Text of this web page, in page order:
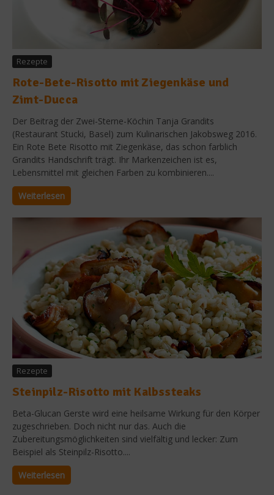
Rezepte
Rote-Bete-Risotto mit Ziegenkäse und
Zimt-Ducca
Der Beitrag der Zwei-Sterne-Köchin Tanja Grandits
(Restaurant Stucki, Basel) zum Kulinarischen Jakobsweg 2016.
Ein Rote Bete Risotto mit Ziegenkäse, das schon farblich
Grandits Handschrift trägt. Ihr Markenzeichen ist es,
Lebensmittel mit gleichen Farben zu kombinieren....
Weiterlesen
Rezepte
Steinpilz-Risotto mit Kalbssteaks
Beta-Glucan Gerste wird eine heilsame Wirkung für den Körper
zugeschrieben. Doch nicht nur das. Auch die
Zubereitungsmöglichkeiten sind vielfältig und lecker: Zum
Beispiel als Steinpilz-Risotto....
Weiterlesen